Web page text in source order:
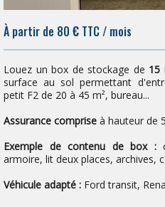
À partir de 80 € TTC / mois
Louez un box de stockage de 15
surface au sol permettant
petit F2 de 20 à 45 m², bureau...
Assurance comprise à hauteur de
Exemple de contenu de box :
armoire, lit deux places, archives,
Véhicule adapté : Ford transit,